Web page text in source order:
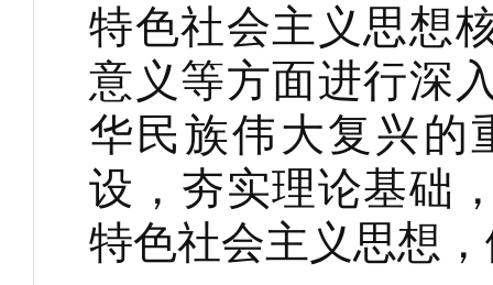
特色社会主义思想
意义等方面进行深
华民族伟大复兴的
设，夯实理论基础
特色社会主义思想